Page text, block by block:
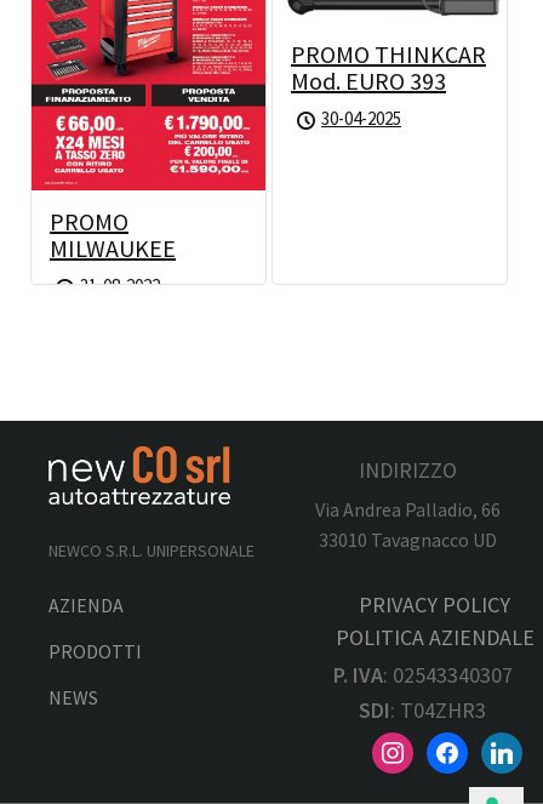
PROMO
MILWAUKEE
31-08-2022
PROMO THINKCAR
Mod. EURO 393
30-04-2025
NEWCO S.R.L. UNIPERSONALE
INDIRIZZO
Via Andrea Palladio, 66
33010 Tavagnacco UD
AZIENDA
PRODOTTI
NEWS
PRIVACY POLICY
POLITICA AZIENDALE
P. IVA: 02543340307
SDI: T04ZHR3